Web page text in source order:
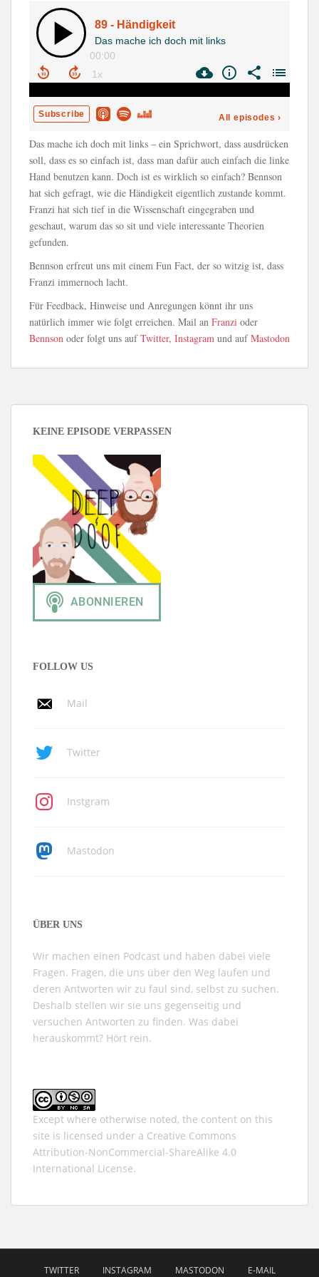
Das mache ich doch mit links – ein Sprichwort, dass ausdrücken
soll, dass es so einfach ist, dass man dafür auch einfach die linke
Hand benutzen kann. Doch ist es wirklich so einfach? Bennson
hat sich gefragt, wie die Händigkeit eigentlich zustande kommt.
Franzi hat sich tief in die Wissenschaft eingegraben und
geschaut, warum das so sit und viele interessante Theorien
gefunden.
Bennson erfreut uns mit einem Fun Fact, der so witzig ist, dass
Franzi immernoch lacht.
Für Feedback, Hinweise und Anregungen könnt ihr uns
natürlich immer wie folgt erreichen. Mail an Franzi oder
Bennson oder folgt uns aufTwitter, Instagram und aufMastodon
KEINE EPISODE VERPASSEN
FOLLOW US
Mail
Twitter
Instgram
Mastodon
ÜBER UNS
Wir machen einen Podcast und haben dabei viele
Fragen. Fragen, die uns über den Weg laufen und
deren Antworten wir zu faul sind, selbst zu suchen.
Deshalb stellen wir sie uns gegenseitig und
versuchen Antworten zu finden. Was dabei
herauskommt? Hört rein.
Except where otherwise noted, the content on this
site is licensed under a Creative Commons
Attribution-NonCommercial-ShareAlike 4.0
International License.
TWITTER INSTAGRAM MASTODON E-MAIL